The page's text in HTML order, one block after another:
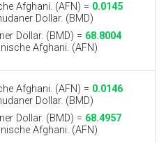
Afghani. (AFN) = 0.0145
Dollar. (BMD)
Dollar. (BMD) = 68.8004
Afghani. (AFN)
Afghani. (AFN) = 0.0146
Dollar. (BMD)
Dollar. (BMD) = 68.4957
Afghani. (AFN)